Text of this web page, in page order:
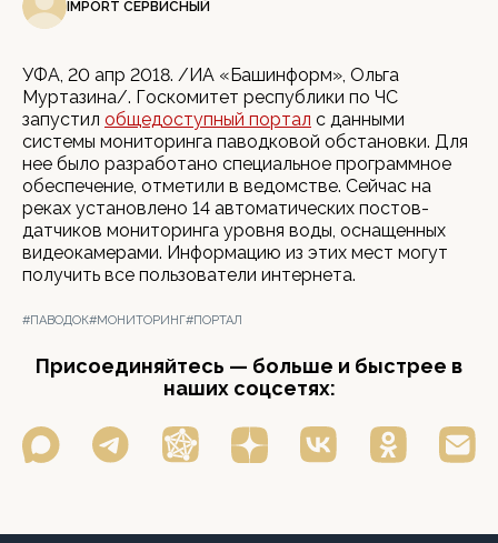
IMPORT СЕРВИСНЫЙ
УФА, 20 апр 2018. /ИА «Башинформ», Ольга
Муртазина/. Госкомитет республики по ЧС
запустил общедоступный портал с данными
системы мониторинга паводковой обстановки. Для
нее было разработано специальное программное
обеспечение, отметили в ведомстве. Сейчас на
реках установлено 14 автоматических постов-
датчиков мониторинга уровня воды, оснащенных
видеокамерами. Информацию из этих мест могут
получить все пользователи интернета.
#ПАВОДОК#МОНИТОРИНГ#ПОРТАЛ
Присоединяйтесь — больше и быстрее в
наших соцсетях: